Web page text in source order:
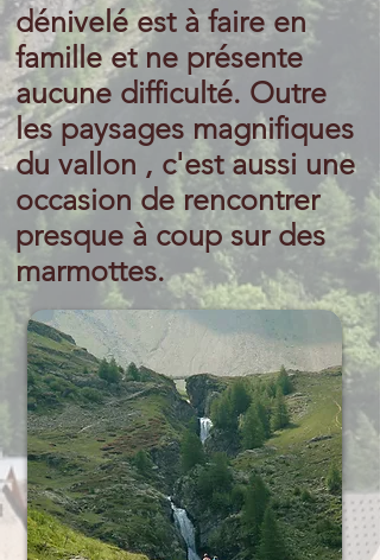
dénivelé est à faire en
famille et ne présente
aucune difficulté. Outre
les paysages magnifiques
du vallon , c'est aussi une
occasion de rencontrer
presque à coup sur des
marmottes.